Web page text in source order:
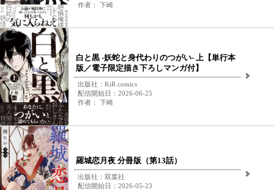
作者： 下崎
白と黒 -妖蛇と身代わりのつがい- 上【単行本
版／電子限定描き下ろしマンガ付】
出版社：KiR comics
配信開始日：2026-06-25
作者： 下崎
羅城恋月夜 分冊版（第13話）
出版社：双葉社
配信開始日：2026-05-23